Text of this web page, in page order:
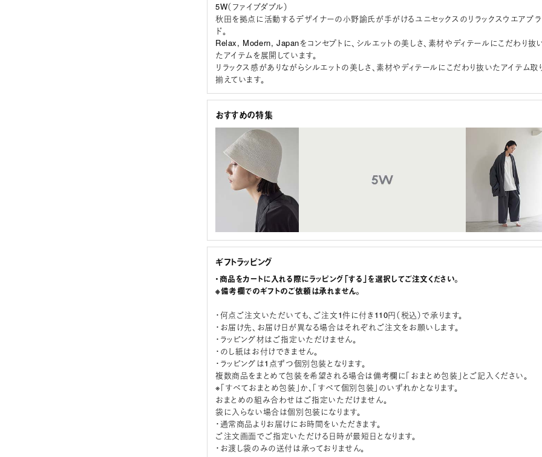
5W（ファイブダブル）
秋田を拠点に活動するデザイナーの小野諭氏が手がけるユニセックスのリラックスウエアブ
ド。
Relax, Modern, Japanをコンセプトに、シルエットの美しさ、素材やディテールにこだわり抜
たアイテムを展開しています。
リラックス感がありながらシルエットの美しさ、素材やディテールにこだわり抜いたアイテム取
揃えています。
おすすめの特集
ギフトラッピング
・商品をカートに入れる際にラッピング「する」を選択してご注文ください。
※備考欄でのギフトのご依頼は承れません。
・何点ご注文いただいても、ご注文1件に付き110円（税込）で承ります。
・お届け先、お届け日が異なる場合はそれぞれご注文をお願いします。
・ラッピング材はご指定いただけません。
・のし紙はお付けできません。
・ラッピングは1点ずつ個別包装となります。
複数商品をまとめて包装を希望される場合は備考欄に「おまとめ包装」とご記入ください。
※「すべておまとめ包装」か、「すべて個別包装」のいずれかとなります。
おまとめの組み合わせはご指定いただけません。
袋に入らない場合は個別包装になります。
・通常商品よりお届けにお時間をいただきます。
ご注文画面でご指定いただける日時が最短日となります。
・お渡し袋のみの送付は承っておりません。